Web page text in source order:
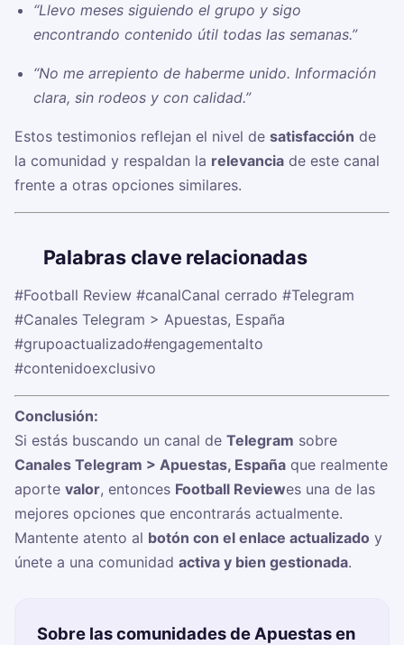
“Llevo meses siguiendo el grupo y sigo
encontrando contenido útil todas las semanas.”
“No me arrepiento de haberme unido. Información
clara, sin rodeos y con calidad.”
Estos testimonios reflejan el nivel de satisfacción de
la comunidad y respaldan la relevancia de este canal
frente a otras opciones similares.
Palabras clave relacionadas
#Football Review #canalCanal cerrado #Telegram
#Canales Telegram > Apuestas, España
#grupoactualizado#engagementalto
#contenidoexclusivo
Conclusión:
Si estás buscando un canal de Telegram sobre
Canales Telegram > Apuestas, España que realmente
aporte valor, entonces Football Reviewes una de las
mejores opciones que encontrarás actualmente.
Mantente atento al botón con el enlace actualizado y
únete a una comunidad activa y bien gestionada.
Sobre las comunidades de Apuestas en